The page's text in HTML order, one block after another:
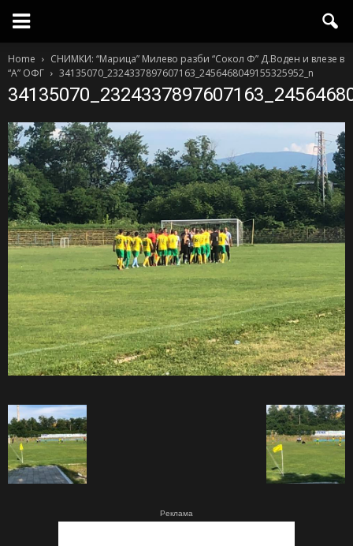
Home
СНИМКИ: “Марица” Милево разби “Сокол Ф” Д.Воден и влезе в
“А” ОФГ
34135070_2324337897607163_2456468049155325952_n
Реклама